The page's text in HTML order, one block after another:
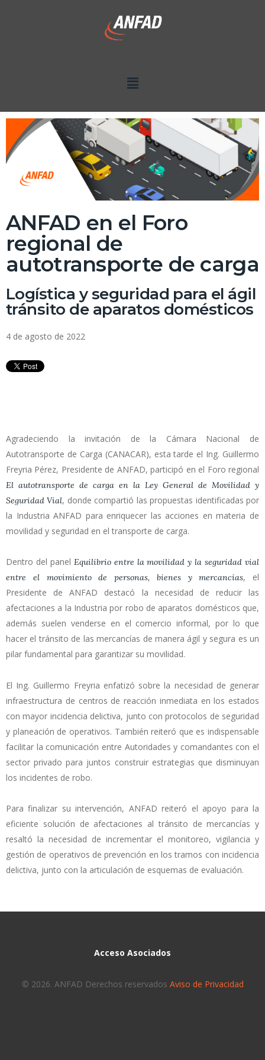
ANFAD en el Foro
regional de
autotransporte de carga
Logística y seguridad para el ágil
tránsito de aparatos domésticos
4 de agosto de 2022
Agradeciendo la invitación de la Cámara Nacional de
Autotransporte de Carga (CANACAR), esta tarde el Ing. Guillermo
Freyria Pérez, Presidente de ANFAD, participó en el Foro regional
El autotransporte de carga en la Ley General de Movilidad y
Seguridad Vial, donde compartió las propuestas identificadas por
la Industria ANFAD para enriquecer las acciones en materia de
movilidad y seguridad en el transporte de carga.
Dentro del panel Equilibrio entre la movilidad y la seguridad vial
entre el movimiento de personas, bienes y mercancías, el
Presidente de ANFAD destacó la necesidad de reducir las
afectaciones a la Industria por robo de aparatos domésticos que,
además suelen venderse en el comercio informal, por lo que
hacer el tránsito de las mercancías de manera ágil y segura es un
pilar fundamental para garantizar su movilidad.
El Ing. Guillermo Freyria enfatizó sobre la necesidad de generar
infraestructura de centros de reacción inmediata en los estados
con mayor incidencia delictiva, junto con protocolos de seguridad
y planeación de operativos. También reiteró que es indispensable
facilitar la comunicación entre Autoridades y comandantes con el
sector privado para juntos construir estrategias que disminuyan
los incidentes de robo.
Para finalizar su intervención, ANFAD reiteró el apoyo para la
eficiente solución de afectaciones al tránsito de mercancías y
resaltó la necesidad de incrementar el monitoreo, vigilancia y
gestión de operativos de prevención en los tramos con incidencia
delictiva, junto con la articulación de esquemas de evaluación.
Acceso Asociados
© 2026. ANFAD Derechos reservados Aviso de Privacidad